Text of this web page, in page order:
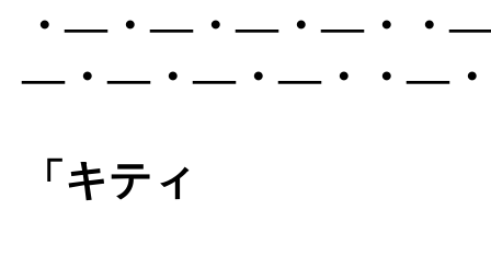
・―・―・―・―・・
―・―・―・―・・―
「キティ